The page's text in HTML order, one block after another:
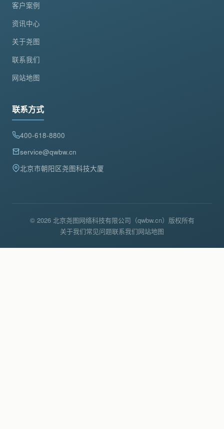
客户案例
资讯中心
关于尧图
联系我们
网站地图
联系方式
400-618-8800
service@qwbw.cn
北京市朝阳区尧图科技大厦
© 2026 北京尧图网络科技有限公司（qwbw.cn）版权所有
关于我们常见问题联系我们网站地图